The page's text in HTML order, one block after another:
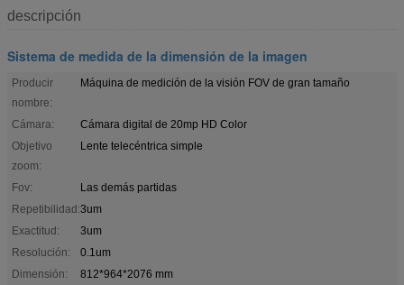
descripción
Sistema de medida de la dimensión de la imagen
Producir
nombre:
Máquina de medición de la visión FOV de gran tamaño
Cámara:
Cámara digital de 20mp HD Color
Objetivo
zoom:
Lente telecéntrica simple
Fov:
Las demás partidas
Repetibilidad:3um
Exactitud:
3um
Resolución:
0.1um
Dimensión:
812*964*2076 mm